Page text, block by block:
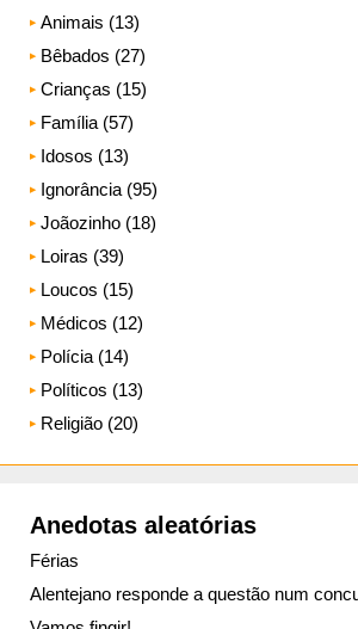
Animais (13)
Bêbados (27)
Crianças (15)
Família (57)
Idosos (13)
Ignorância (95)
Joãozinho (18)
Loiras (39)
Loucos (15)
Médicos (12)
Polícia (14)
Políticos (13)
Religião (20)
Anedotas aleatórias
Férias
Alentejano responde a questão num